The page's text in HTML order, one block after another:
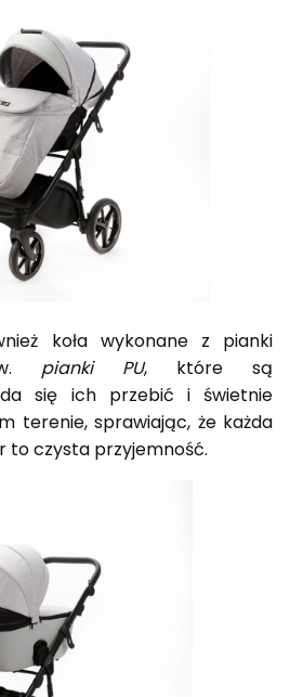
koła wykonane z pianki
pianki PU, które są
da się ich przebić i świetnie
terenie, sprawiając, że każda
to czysta przyjemność.